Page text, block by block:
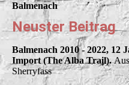
Balmenach
Neuster Beitrag
Balmenach 2010 - 2022, 12
Import (The Alba Trail).
Sherryfass